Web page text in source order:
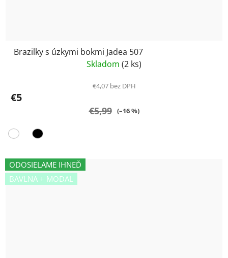
Brazilky s úzkymi bokmi Jadea 507
Skladom (2 ks)
€4,07 bez DPH
€5
€5,99 (–16 %)
ODOSIELAME IHNEĎ
BAVLNA + MODAL